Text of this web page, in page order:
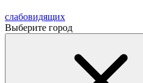
слабовидящих
Выберите город